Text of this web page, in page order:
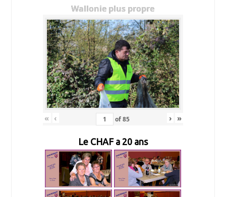
Wallonie plus propre
« ‹ of85 › »
Le CHAF a 20 ans